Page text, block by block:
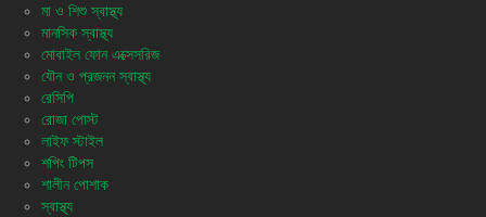
মা ও শিশু স্বাস্থ্য
মানসিক স্বাস্থ্য
মোবাইল ফোন এক্সেসরিজ
যৌন ও প্রজনন স্বাস্থ্য
রেসিপি
রোজা পোস্ট
লাইফ স্টাইল
শপিং টিপস
শালীন পোশাক
স্বাস্থ্য